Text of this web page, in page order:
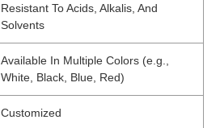
Resistant To Acids, Alkalis, And
Solvents
Available In Multiple Colors (e.g.,
White, Black, Blue, Red)
Customized